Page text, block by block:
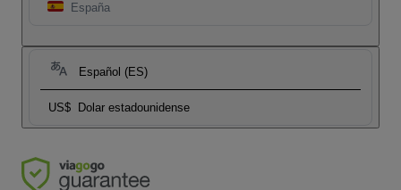
España
Español (ES)
US$ Dolar estadounidense